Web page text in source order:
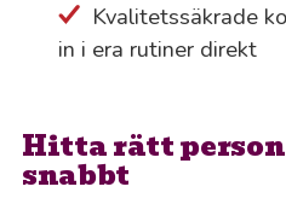
Kvalitetssäkrade
in i era rutiner direkt
Hitta rätt
snabbt